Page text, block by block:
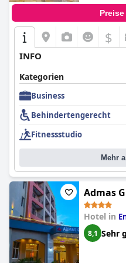
$
INFO
Kategorien
Business
Behindertengerecht
Fitnessstudio
Mehr
Admas
Hotel in
8,1 Sehr